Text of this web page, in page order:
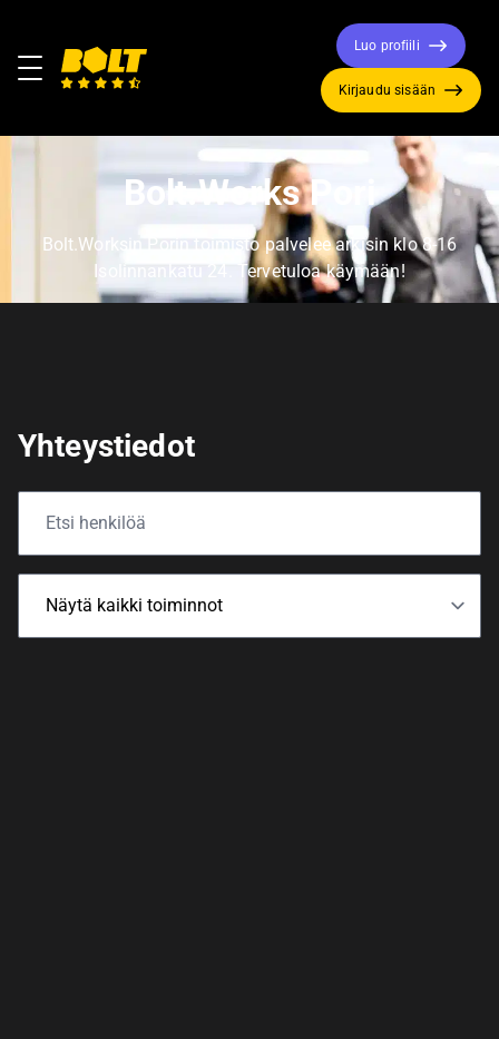
Valikko
etusivulle
Luo profiili
Kirjaudu sisään
Bolt.Works Pori
Bolt.Worksin Porin toimisto palvelee arkisin klo 8-16
Isolinnankatu 24. Tervetuloa käymään!
Yhteystiedot